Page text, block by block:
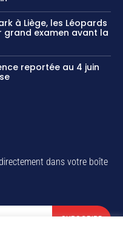
à Liège, les Léopards
grand examen avant la
reportée au 4 juin
dans votre boîte
SUBSCRIBE